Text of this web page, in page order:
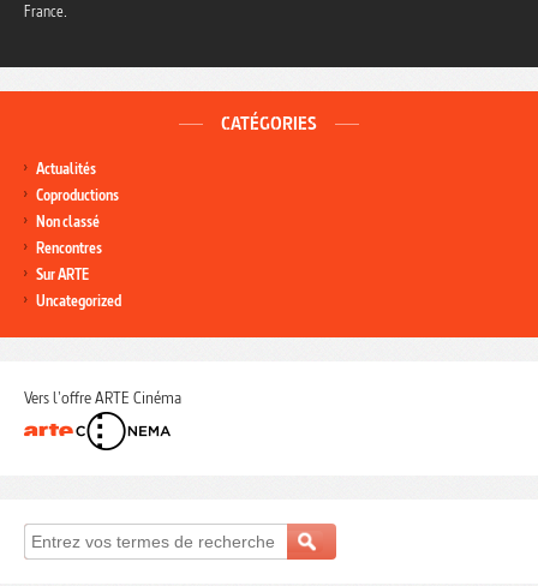
France.
CATÉGORIES
Actualités
Coproductions
Non classé
Rencontres
Sur ARTE
Uncategorized
Vers l'offre ARTE Cinéma